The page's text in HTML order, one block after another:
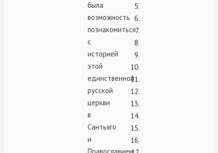
была
возможность
познакомиться
с
историей
этой
единственной
русской
церкви
в
Сантьяго
и